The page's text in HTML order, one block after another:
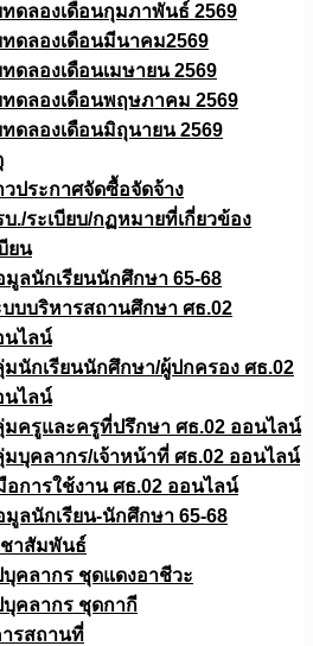
ทดลองเดือนกุมภาพันธ์ 2569
ทดลองเดือนมีนาคม2569
ทดลองเดือนเมษายน 2569
ทดลองเดือนพฤษภาคม 2569
ทดลองเดือนมิถุนายน 2569
วประกาศจัดซื้อจัดจ้าง
./ระเบียบ/กฏหมายที่เกี่ยวข้อง
ยน
มูลนักเรียนนักศึกษา 65-68
บบบริหารสถานศึกษา ศธ.02
นไลน์
มนักเรียนนักศึกษา/ผู้ปกครอง ศธ.02
นไลน์
มครูและครูที่ปรึกษา ศธ.02 ออนไลน์
มบุคลากร/เจ้าหน้าที่ ศธ.02 ออนไลน์
อการใช้งาน ศธ.02 ออนไลน์
มูลนักเรียน-นักศึกษา 65-68
าสัมพันธ์
บุคลากร ชุดแดงอาชีวะ
บุคลากร ชุดกากี
รสถานที่